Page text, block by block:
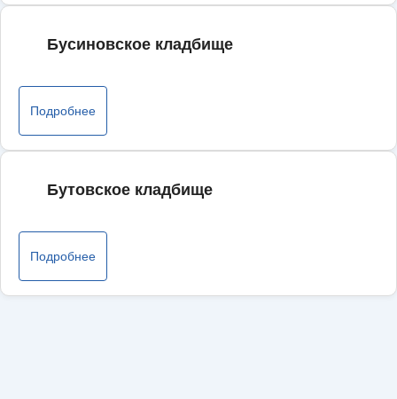
Бусиновское кладбище
Подробнее
Бутовское кладбище
Подробнее